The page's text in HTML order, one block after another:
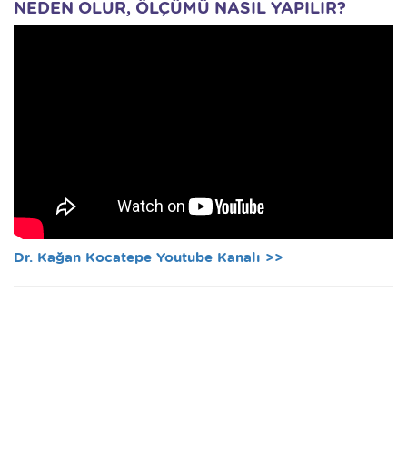
NEDEN OLUR, ÖLÇÜMÜ NASIL YAPILIR?
Dr. Kağan Kocatepe Youtube Kanalı >>